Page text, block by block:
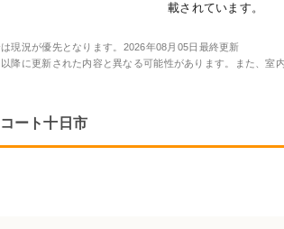
載されています。
現況が優先となります。 2026年08月05日最終更新
に更新された内容と異なる可能性があります。また、室
ート十日市